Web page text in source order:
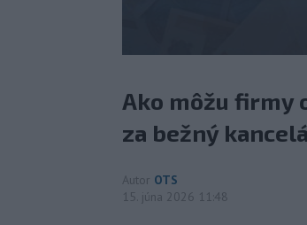
Ako môžu firmy
za bežný
Autor OTS
15. júna 2026 11:48